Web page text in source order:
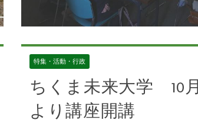
特集・活動・行政
ちくま未来大学 10月
より講座開講